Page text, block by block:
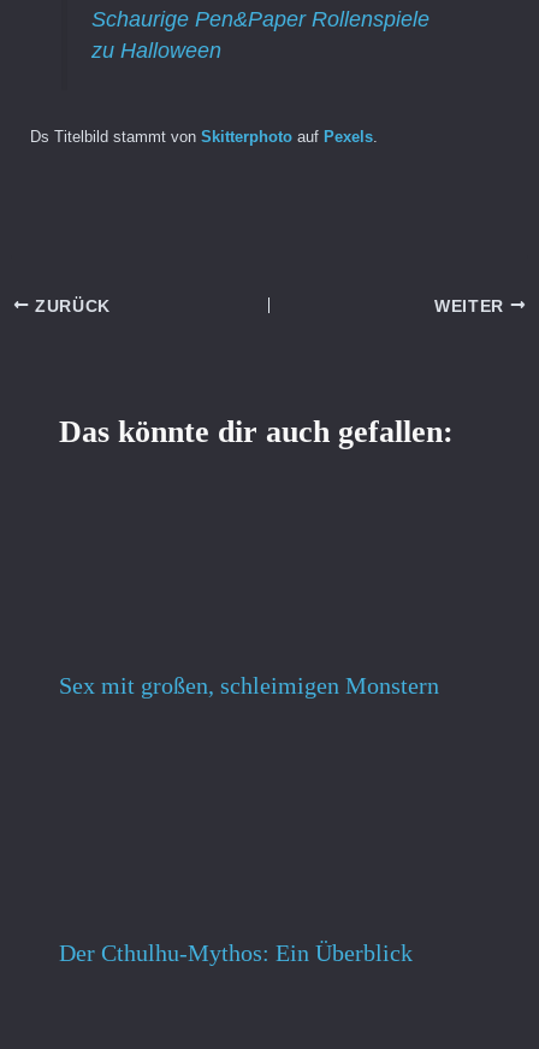
Schaurige Pen&Paper Rollenspiele
zu Halloween
Ds Titelbild stammt von Skitterphoto auf Pexels.
ZURÜCK WEITER
Das könnte dir auch gefallen:
Sex mit großen, schleimigen Monstern
Der Cthulhu-Mythos: Ein Überblick